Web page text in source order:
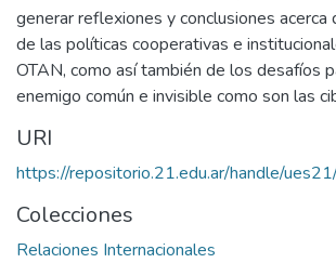
generar reflexiones y conclusiones acerca
de las políticas cooperativas e
OTAN, como así también de los desafíos
enemigo común e invisible como son las
URI
https://repositorio.21.edu.ar/handle/
Colecciones
Relaciones Internacionales